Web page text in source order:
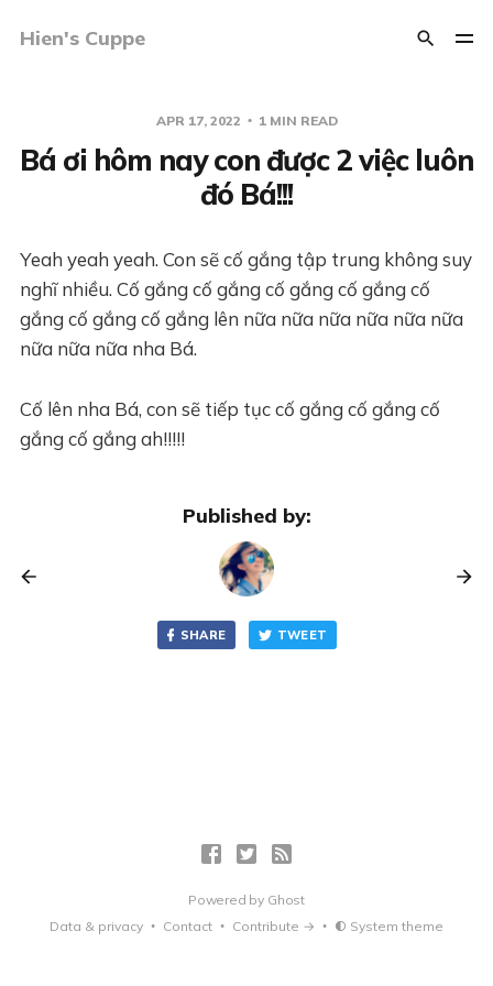
Hien's Cuppe
APR 17, 2022 1 MIN READ
Bá ơi hôm nay con được 2 việc luôn
đó Bá!!!
Yeah yeah yeah. Con sẽ cố gắng tập trung không suy
nghĩ nhiều. Cố gắng cố gắng cố gắng cố gắng cố
gắng cố gắng cố gắng lên nữa nữa nữa nữa nữa nữa
nữa nữa nữa nha Bá.
Cố lên nha Bá, con sẽ tiếp tục cố gắng cố gắng cố
gắng cố gắng ah!!!!!
Published by:
SHARE TWEET
Powered by Ghost
Data & privacy
Contact Contribute → System theme